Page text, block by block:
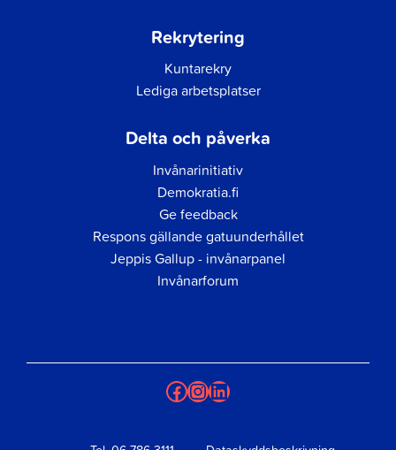
Rekrytering
Kuntarekry
Lediga arbetsplatser
Delta och påverka
Invånarinitiativ
Demokratia.fi
Ge feedback
Respons gällande gatuunderhållet
Jeppis Gallup - invånarpanel
Invånarforum
Facebook
Instagram
LinkedIn